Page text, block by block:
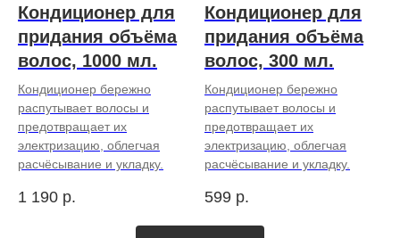
Кондиционер для
придания объёма
волос, 1000 мл.
Кондиционер бережно
распутывает волосы и
предотвращает их
электризацию, облегчая
расчёсывание и укладку.
1 190 р.
Кондиционер для
придания объёма
волос, 300 мл.
Кондиционер бережно
распутывает волосы и
предотвращает их
электризацию, облегчая
расчёсывание и укладку.
599 р.